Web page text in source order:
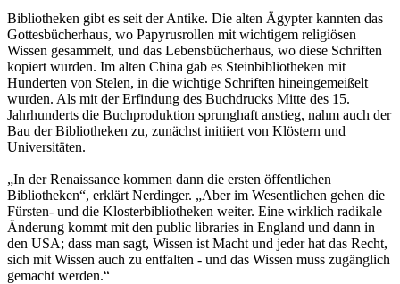
Bibliotheken gibt es seit der Antike. Die alten Ägypter kannten das
Gottesbücherhaus, wo Papyrusrollen mit wichtigem religiösen
Wissen gesammelt, und das Lebensbücherhaus, wo diese Schriften
kopiert wurden. Im alten China gab es Steinbibliotheken mit
Hunderten von Stelen, in die wichtige Schriften hineingemeißelt
wurden. Als mit der Erfindung des Buchdrucks Mitte des 15.
Jahrhunderts die Buchproduktion sprunghaft anstieg, nahm auch der
Bau der Bibliotheken zu, zunächst initiiert von Klöstern und
Universitäten.
„In der Renaissance kommen dann die ersten öffentlichen
Bibliotheken“, erklärt Nerdinger. „Aber im Wesentlichen gehen die
Fürsten- und die Klosterbibliotheken weiter. Eine wirklich radikale
Änderung kommt mit den public libraries in England und dann in
den USA; dass man sagt, Wissen ist Macht und jeder hat das Recht,
sich mit Wissen auch zu entfalten - und das Wissen muss zugänglich
gemacht werden.“